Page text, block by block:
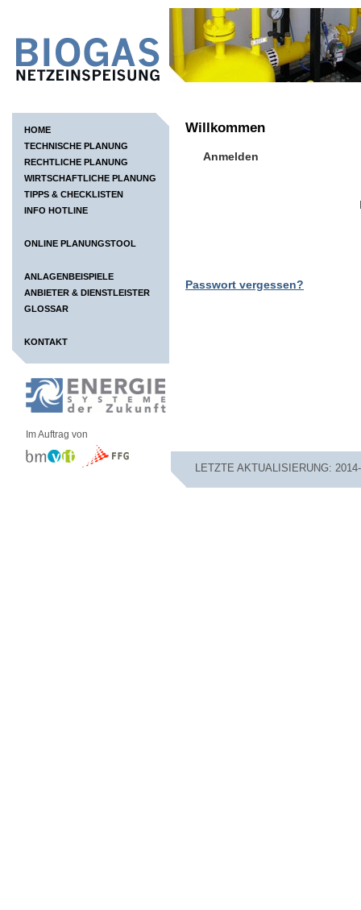
HOME
TECHNISCHE PLANUNG
RECHTLICHE PLANUNG
WIRTSCHAFTLICHE PLANUNG
TIPPS & CHECKLISTEN
INFO HOTLINE
ONLINE PLANUNGSTOOL
ANLAGENBEISPIELE
ANBIETER & DIENSTLEISTER
GLOSSAR
KONTAKT
Im Auftrag von
Willkommen
Anmelden
Passwort vergessen?
LETZTE AKTUALISIERUNG: